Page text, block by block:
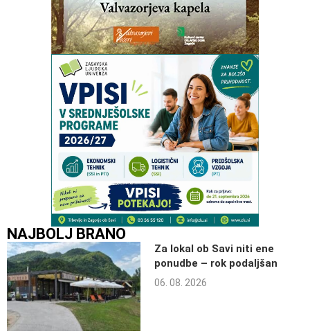
NAJBOLJ BRANO
Za lokal ob Savi niti ene
ponudbe – rok podaljšan
06. 08. 2026